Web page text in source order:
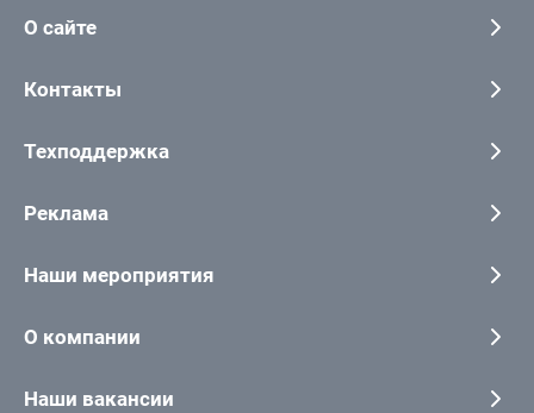
О сайте
Контакты
Техподдержка
Реклама
Наши мероприятия
О компании
Наши вакансии